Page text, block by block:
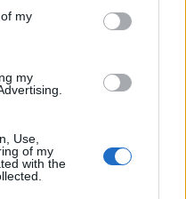
my
my
Use,
of my
with the
las materias primas